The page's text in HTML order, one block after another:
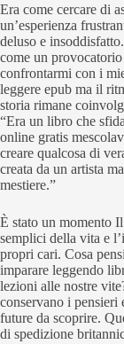
Era come cercare di
un’esperienza
deluso e
come un
confrontarmi con i
leggere epub ma il
storia rimane
“Era un libro che
online gratis
creare qualcosa di
creata da un artista
mestiere.”
È stato un momento
semplici della vita e
propri cari. Cosa
imparare leggendo
lezioni alle nostre
conservano i pensieri
future da scoprire.
di spedizione